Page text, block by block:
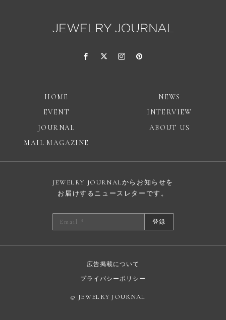
HOME
NEWS
EVENT
INTERVIEW
JOURNAL
ABOUT US
MAIL MAGAZINE
JEWELRY JOURNALからお知らせを
お届けするニュースレターです。
登録
広告掲載について
プライバシーポリシー
© JEWELRY JOURNAL